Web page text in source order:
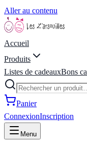
Aller au contenu
Accueil
Produits
Listes de cadeauxBons
Panier
ConnexionInscription
Menu